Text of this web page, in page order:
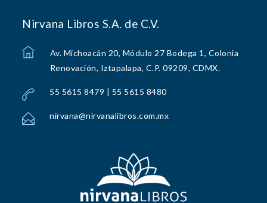
Nirvana Libros S.A. de C.V.
Av. Michoacán 20, Módulo 27 Bodega 1, Colonia
Renovación, Iztapalapa, C.P. 09209, CDMX.
55 5615 8479 | 55 5615 8480
nirvana@nirvanalibros.com.mx